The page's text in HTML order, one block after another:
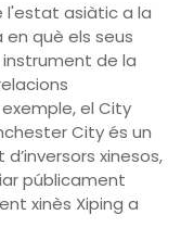
l'estat asiàtic a la
què els seus
de la
el City
City és un
xinesos,
públicament
xinès Xiping a